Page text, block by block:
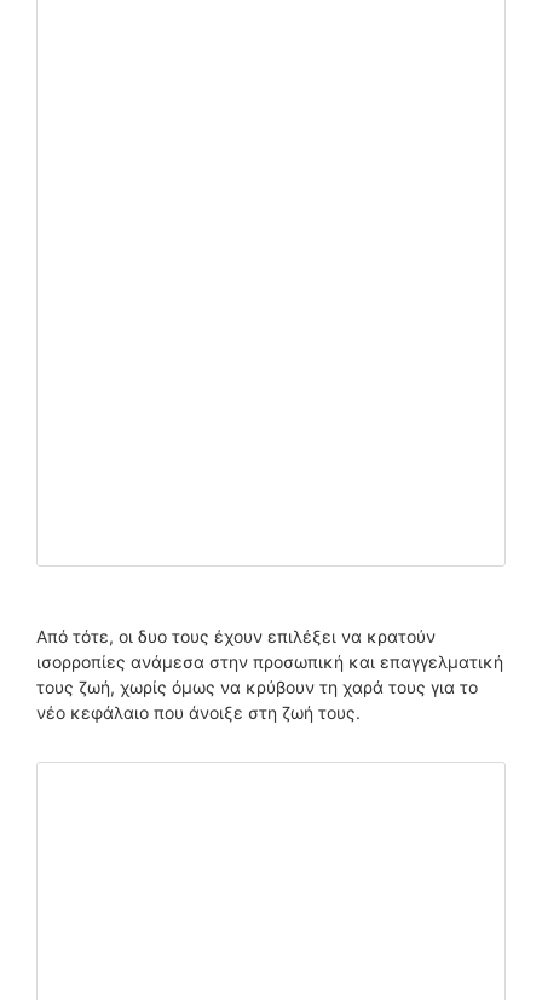
Από τότε, οι δυο τους έχουν επιλέξει να κρατούν
ισορροπίες ανάμεσα στην προσωπική και επαγγελματική
τους ζωή, χωρίς όμως να κρύβουν τη χαρά τους για το
νέο κεφάλαιο που άνοιξε στη ζωή τους.